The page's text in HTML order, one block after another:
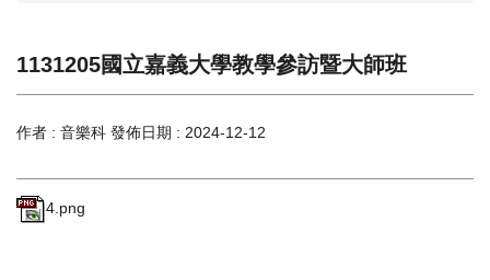
1131205國立嘉義大學教學參訪暨大師班
作者 : 音樂科 發佈日期 : 2024-12-12
4.png